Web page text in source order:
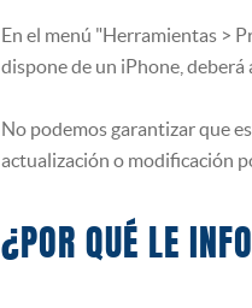
En el menú "Herramientas >
dispone de un iPhone, deberá
No podemos garantizar que
actualización o modificación
¿POR QUÉ LE